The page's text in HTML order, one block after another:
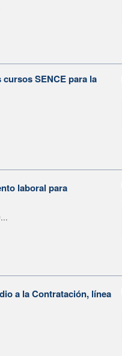
SENCE para la
laboral para
a la Contratación, línea